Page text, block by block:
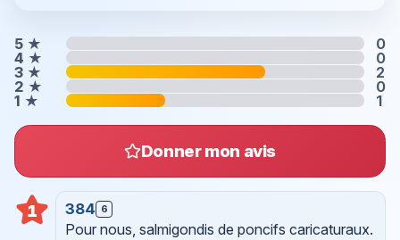
5 ★
0
4 ★
0
3 ★
2
2 ★
0
1 ★ 1
Donner mon avis
1 384 6
Pour nous, salmigondis de poncifs caricaturaux.